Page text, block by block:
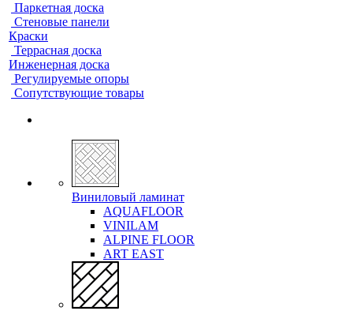
Паркетная доска
Стеновые панели
Краски
Террасная доска
Инженерная доска
Регулируемые опоры
Сопутствующие товары
Виниловый ламинат
AQUAFLOOR
VINILAM
ALPINE FLOOR
ART EAST